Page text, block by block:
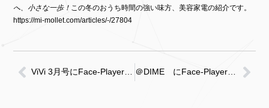
へ、小さな一歩！ この冬のおうち時間の強い味方、美容家電の紹介です。
https://mi-mollet.com/articles/-/27804
ViVi 3月号にFace-Playerが紹介されました！ ＠DIME にFace-Playerが紹介されました！